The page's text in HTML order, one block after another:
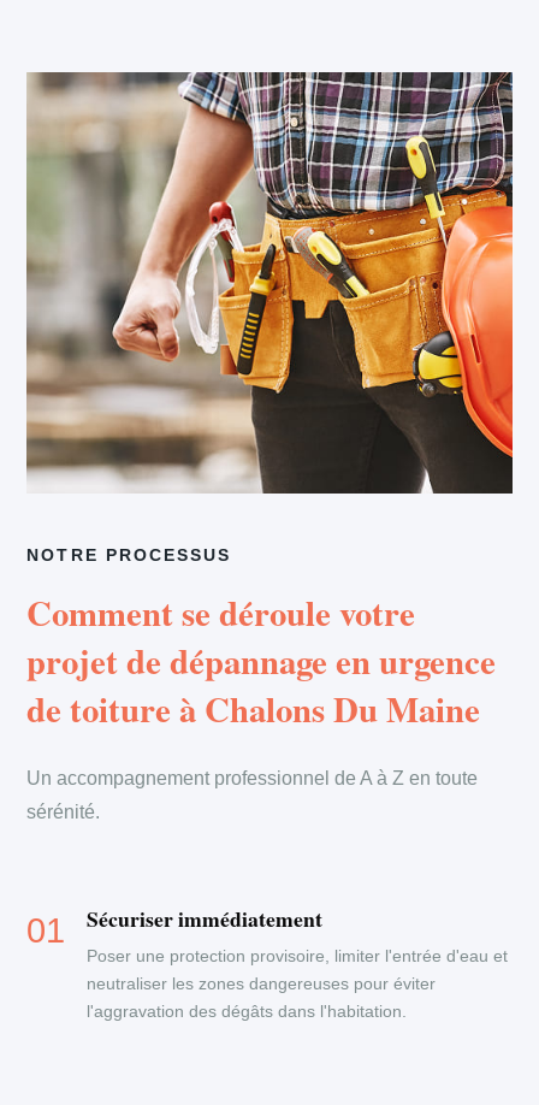
NOTRE PROCESSUS
Comment se déroule votre
projet de dépannage en urgence
de toiture à Chalons Du Maine
Un accompagnement professionnel de A à Z en toute
sérénité.
Sécuriser immédiatement
Poser une protection provisoire, limiter l'entrée d'eau et
neutraliser les zones dangereuses pour éviter
l'aggravation des dégâts dans l'habitation.